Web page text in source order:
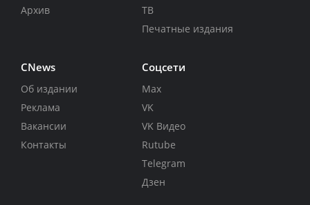
Архив
ТВ
Печатные издания
CNews
Об издании
Реклама
Вакансии
Контакты
Соцсети
Max
VK
VK Видео
Rutube
Telegram
Дзен